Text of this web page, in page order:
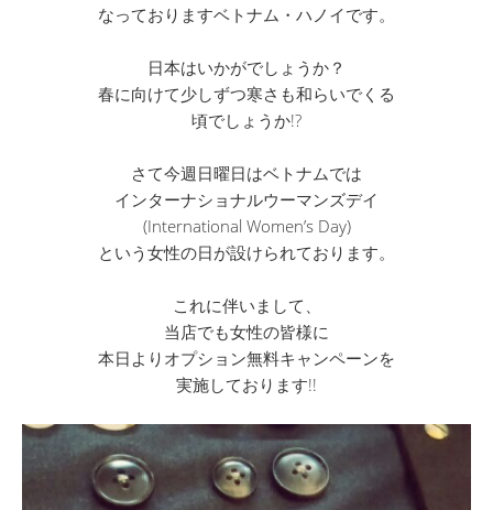
なっておりますベトナム・ハノイです。
日本はいかがでしょうか？
春に向けて少しずつ寒さも和らいでくる
頃でしょうか!?
さて今週日曜日はベトナムでは
インターナショナルウーマンズデイ
(International Women’s Day)
という女性の日が設けられております。
これに伴いまして、
当店でも女性の皆様に
本日よりオプション無料キャンペーンを
実施しております!!